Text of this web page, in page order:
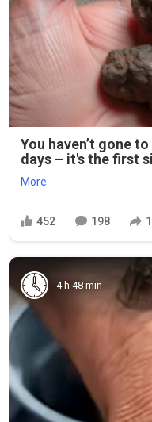
You haven’t gone
days – it's the first
More
452 198
4 h 48 min